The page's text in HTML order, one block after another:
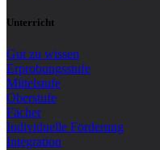
Unterricht
Gut zu wissen
Erprobungsstufe
Mittelstufe
Oberstufe
Fächer
Individuelle Förderung
Integration